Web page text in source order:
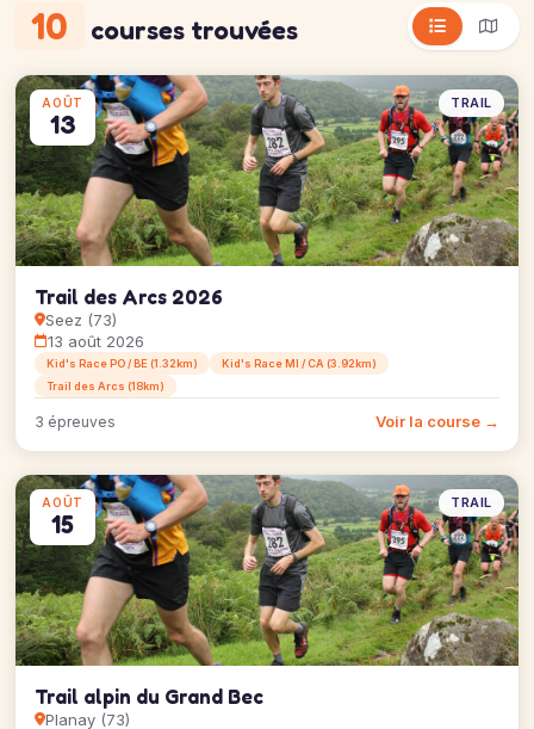
10 courses trouvées
AOÛT
13
TRAIL
Trail des Arcs 2026
Seez (73)
13 août 2026
Kid's Race PO / BE (1.32km)
Kid's Race MI / CA (3.92km)
Trail des Arcs (18km)
3 épreuves Voir la course →
AOÛT
15
TRAIL
Trail alpin du Grand Bec
Planay (73)